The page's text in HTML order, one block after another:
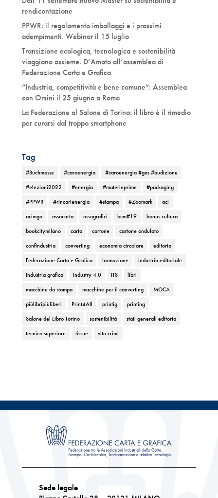
rendicontazione
PPWR: il regolamento imballaggi e i prossimi
adempimenti. Webinar il 15 luglio
Transizione ecologica, tecnologica e sostenibilità
viaggiano assieme. D’Amato all’assemblea di
Federazione Carta e Grafica
“Industria, competitività e bene comune”: Assemblea
con Orsini il 25 giugno a Roma
La Federazione al Salone di Torino: il libro è il rimedio
per curarsi dal troppo smartphone
Tag
#Buchmesse #caroenergia
#caroenergia #gas #audizione
#elezioni2022
#energia #materieprime
#packaging
#PPWR
#rincarienergia #stampa #Zoomark
aci
acimga
assocarta assografici bcm#19
bonus cultura
bookcitymilano
carta cartone
cartone ondulato
confindustria
converting economia circolare
editoria
Federazione Carta e Grafica
formazione
industria editoriale
industria grafica
industry 4.0 ITS
libri
macchine da stampa
macchine per il converting
MOCA
piùlibripiùliberi
Print4All printig
printing
Salone del Libro Torino
sostenibilità
stati generali editoria
tecnico superiore
tissue vito crimi
Sede legale